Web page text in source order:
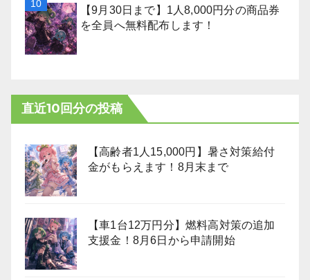
【9月30日まで】1人8,000円分の商品券
を全員へ無料配布します！
直近10回分の投稿
【高齢者1人15,000円】暑さ対策給付
金がもらえます！8月末まで
【車1台12万円分】燃料高対策の追加
支援金！8月6日から申請開始